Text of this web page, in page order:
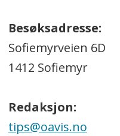
Besøksadresse:
Sofiemyrveien 6D
1412 Sofiemyr
Redaksjon:
tips@oavis.no